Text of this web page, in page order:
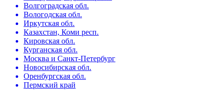
Волгоградская обл.
Вологодская обл.
Иркутская обл.
Казахстан, Коми респ.
Кировская обл.
Курганская обл.
Москва и Санкт-Петербург
Новосибирская обл.
Оренбургская обл.
Пермский край